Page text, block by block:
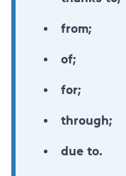
from;
of;
for;
through;
due to.